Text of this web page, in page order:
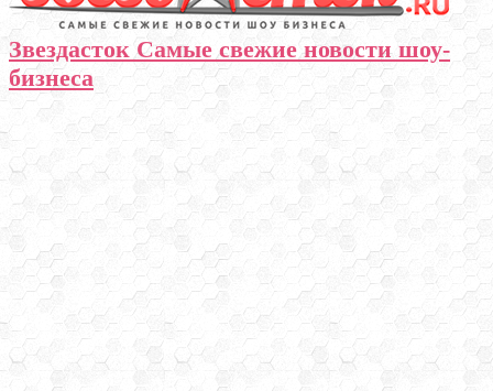
Звездасток Самые свежие новости шоу-
бизнеса